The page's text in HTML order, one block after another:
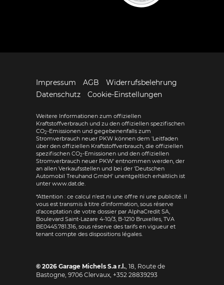
Impressum AGB
Widerrufsbelehrung
Datenschutz
Cookie-Einstellungen
Weitere Informationen zum offiziellen
Kraftstoffverbrauch und zu den offiziellen spezifischen
CO2-Emissionen und gegebenenfalls zum
Stromverbrauch neuer PKW können dem 'Leitfaden
über den offiziellen Kraftstoffverbrauch, die offiziellen
spezifischen CO2-Emissionen und den offiziellen
Stromverbrauch neuer PKW' entnommen werden, der
an allen Verkaufsstellen und bei der 'Deutschen
Automobil Treuhand GmbH' unentgeltlich erhältlich ist
unter www.dat.de.
*Attention : ce calcul n'est ni une offre ni une publicité. Il
vous est transmis à titre d'information, sous réserve
d'acceptation de votre dossier par AlphaCredit SA,
Boulevard Saint-Lazare 4-10/3, B-1210 Bruxelles, TVA
BE0445.781.316, sous réserve des tarifs en vigueur et
tenant compte des dispositions légales.
© 2026 Garage Michels S.a r.l., 18, Route de
Bastogne, 9706 Clervaux, +352 28839293